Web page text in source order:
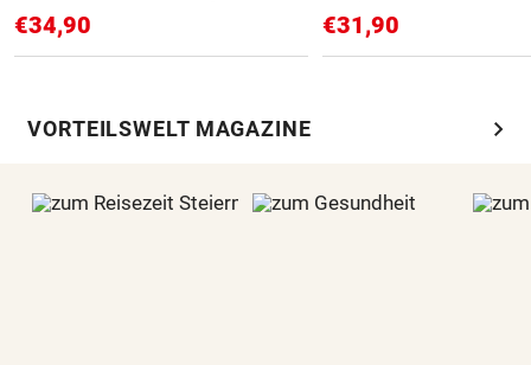
€34,90 €31,90
VORTEILSWELT MAGAZINE chevron_right